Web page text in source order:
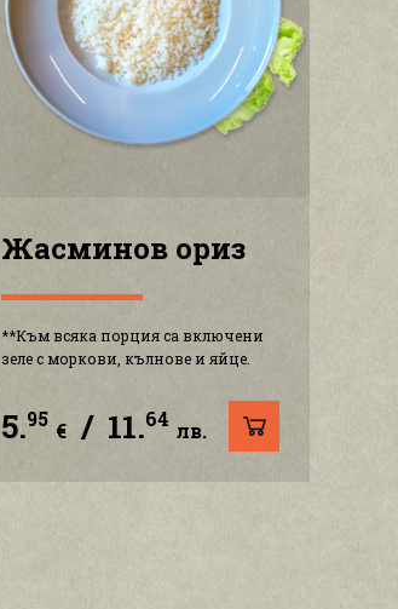
Жасминов ориз
**Към всяка порция са включени
зеле с моркови, кълнове и яйце.
5.95 € / 11.64 лв.